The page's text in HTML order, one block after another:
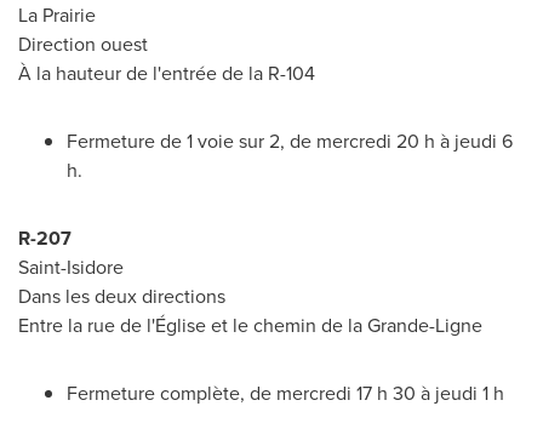
La Prairie
Direction ouest
À la hauteur de l'entrée de la R-104
Fermeture de 1 voie sur 2, de mercredi 20 h à jeudi 6
h.
R-207
Saint-Isidore
Dans les deux directions
Entre la rue de l'Église et le chemin de la Grande-Ligne
Fermeture complète, de mercredi 17 h 30 à jeudi 1 h